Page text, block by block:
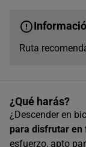
Ruta
¿Qué harás?
¿Descender en
para disfrutar en
esfuerzo, apto